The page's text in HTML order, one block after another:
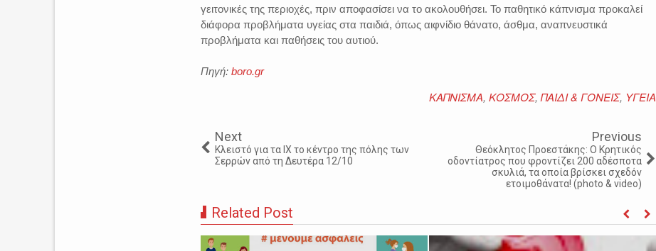
γειτονικές της περιοχές, πριν αποφασίσει να το ακολουθήσει. Το παθητικό κάπνισμα προκαλεί
διάφορα προβλήματα υγείας στα παιδιά, όπως αιφνίδιο θάνατο, άσθμα, αναπνευστικά
προβλήματα και παθήσεις του αυτιού.
Πηγή: boro.gr
ΚΑΠΝΙΣΜΑ, ΚΟΣΜΟΣ, ΠΑΙΔΙ & ΓΟΝΕΙΣ, ΥΓΕΙΑ
Next
Κλειστό για τα ΙΧ το κέντρο της πόλης των
Σερρών από τη Δευτέρα 12/10
Previous
Θεόκλητος Προεστάκης: O Κρητικός
οδοντίατρος που φροντίζει 200 αδέσποτα
σκυλιά, τα οποία βρίσκει σχεδόν
ετοιμοθάνατα! (photo & video)
Related Post